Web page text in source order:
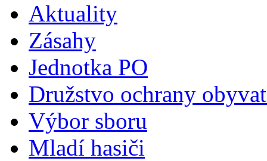
Aktuality
Zásahy
Jednotka PO
Družstvo ochrany
Výbor sboru
Mladí hasiči